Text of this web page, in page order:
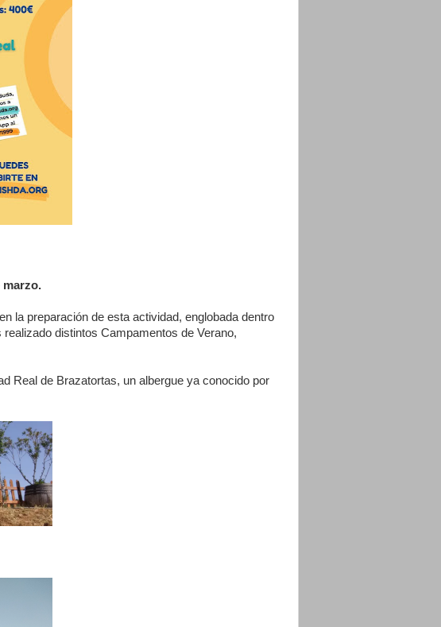
marzo.
la preparación de esta actividad, englobada dentro
distintos Campamentos de Verano,
Real de Brazatortas, un albergue ya conocido por